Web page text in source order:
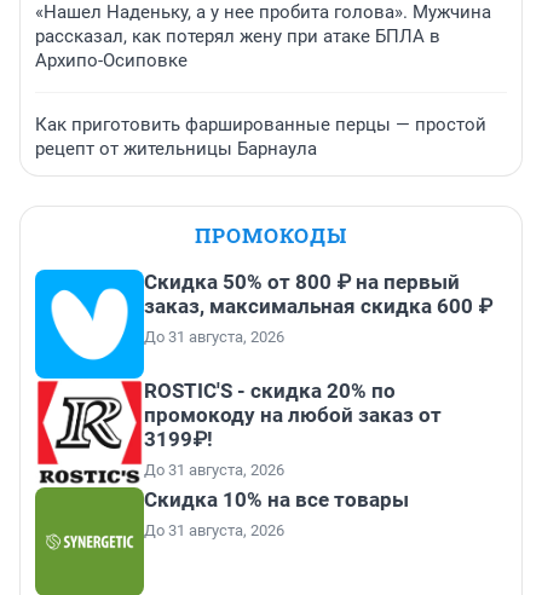
«Нашел Наденьку, а у нее пробита голова». Мужчина
рассказал, как потерял жену при атаке БПЛА в
Архипо-Осиповке
Как приготовить фаршированные перцы — простой
рецепт от жительницы Барнаула
ПРОМОКОДЫ
Скидка 50% от 800 ₽ на первый
заказ, максимальная скидка 600 ₽
До 31 августа, 2026
ROSTIC'S - скидка 20% по
промокоду на любой заказ от
3199₽!
До 31 августа, 2026
Скидка 10% на все товары
До 31 августа, 2026